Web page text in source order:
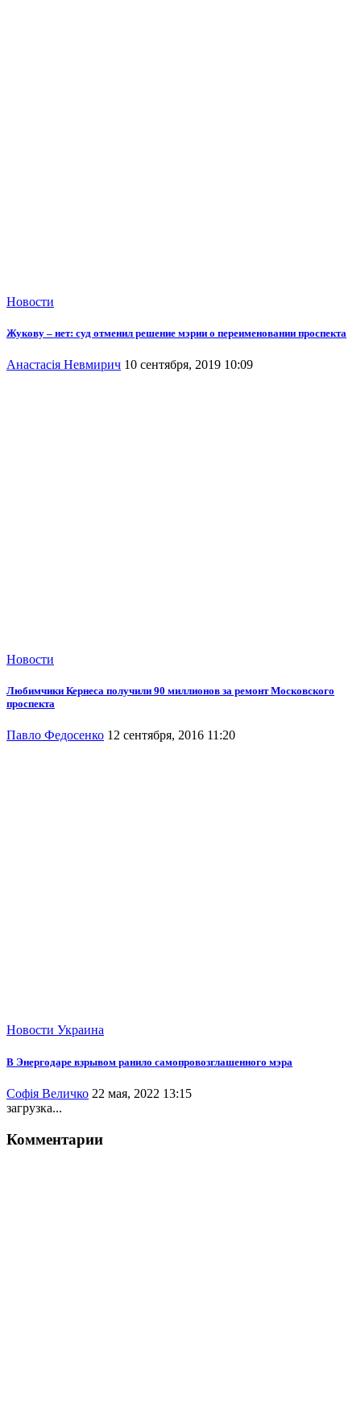
Новости
Жукову – нет: суд отменил решение мэрии о переименовании проспекта
Анастасія Невмирич 10 сентября, 2019 10:09
Новости
Любимчики Кернеса получили 90 миллионов за ремонт Московского
проспекта
Павло Федосенко 12 сентября, 2016 11:20
Новости Украина
В Энергодаре взрывом ранило самопровозглашенного мэра
Софія Величко 22 мая, 2022 13:15
загрузка...
Комментарии